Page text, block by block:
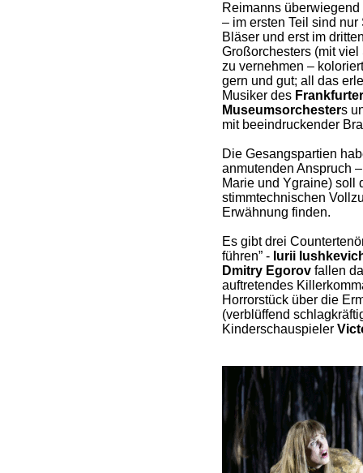
Reimanns
– im ersten Teil sind
Bläser und erst im
Großorchesters (mit
zu vernehmen –
gern und gut; all das
Musiker des
Museumsorchesters
mit beeindruckender
Die Gesangspartien
anmutenden Anspruch
Marie und Ygraine) soll
stimmtechnischen
Erwähnung finden.
Es gibt drei
führen” - Iurii
Dmitry Egorovfallen
auftretendes
Horrorstück über die
(verblüffend
Kinderschauspieler